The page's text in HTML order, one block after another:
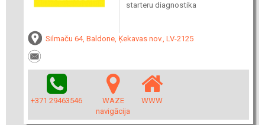
starteru diagnostika
Silmaču 64, Baldone, Ķekavas nov., LV-2125
+371 29463546
WAZE
navigācija
WWW